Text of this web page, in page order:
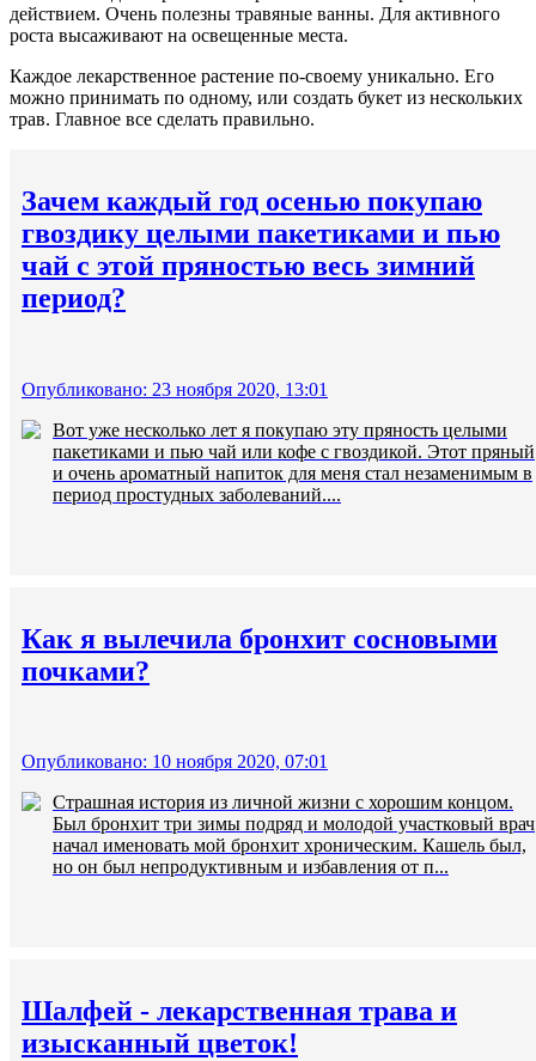
действием. Очень полезны травяные ванны. Для активного
роста высаживают на освещенные места.
Каждое лекарственное растение по-своему уникально. Его
можно принимать по одному, или создать букет из нескольких
трав. Главное все сделать правильно.
Зачем каждый год осенью покупаю
гвоздику целыми пакетиками и пью
чай с этой пряностью весь зимний
период?
Опубликовано: 23 ноября 2020, 13:01
Вот уже несколько лет я покупаю эту пряность целыми
пакетиками и пью чай или кофе с гвоздикой. Этот пряный
и очень ароматный напиток для меня стал незаменимым в
период простудных заболеваний....
Как я вылечила бронхит сосновыми
почками?
Опубликовано: 10 ноября 2020, 07:01
Страшная история из личной жизни с хорошим концом.
Был бронхит три зимы подряд и молодой участковый врач
начал именовать мой бронхит хроническим. Кашель был,
но он был непродуктивным и избавления от п...
Шалфей - лекарственная трава и
изысканный цветок!